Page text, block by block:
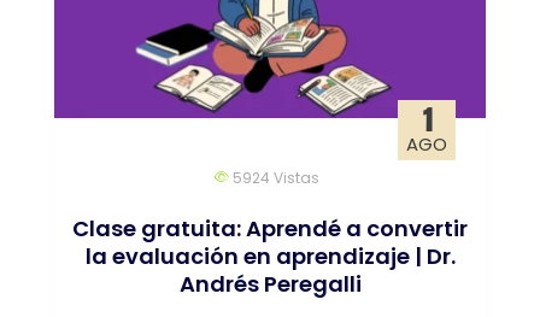
1
AGO
5924 Vistas
Clase gratuita: Aprendé a convertir
la evaluación en aprendizaje | Dr.
Andrés Peregalli